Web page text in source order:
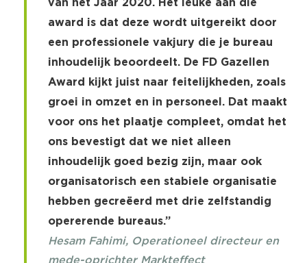
award is dat deze wordt uitgereikt door
een professionele vakjury die je bureau
inhoudelijk beoordeelt. De FD Gazellen
Award kijkt juist naar feitelijkheden, zoals
groei in omzet en in personeel. Dat maakt
voor ons het plaatje compleet, omdat het
ons bevestigt dat we niet alleen
inhoudelijk goed bezig zijn, maar ook
organisatorisch een stabiele organisatie
hebben gecreëerd met drie zelfstandig
opererende bureaus.”
Hesam Fahimi, Operationeel directeur en
mede-oprichter Markteffect